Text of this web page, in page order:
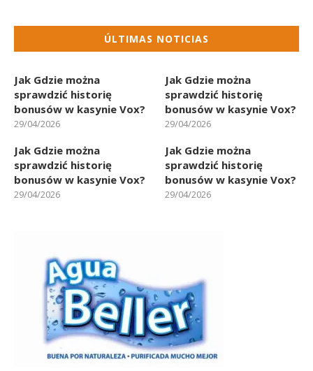
ÚLTIMAS NOTICIAS
Jak Gdzie można
sprawdzić historię
bonusów w kasynie Vox?
29/04/2026
Jak Gdzie można
sprawdzić historię
bonusów w kasynie Vox?
29/04/2026
Jak Gdzie można
sprawdzić historię
bonusów w kasynie Vox?
29/04/2026
Jak Gdzie można
sprawdzić historię
bonusów w kasynie Vox?
29/04/2026